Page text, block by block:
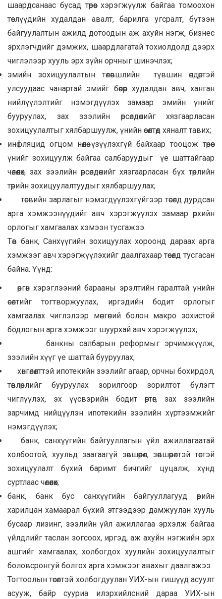
шаардсанаас бусад төрөөс хэрэгжүүлж байгаа томоохон
төслүүдийн худалдан авалт, барилга угсралт, бүтээн
байгуулалтын ажилд дотоодын аж ахуйн нэгж, бизнес
эрхлэгчдийг дэмжих, шаардлагатай тохиолдолд дээрх
чиглэлээр хууль эрх зүйн орчныг шинэчлэх;
эмийн зохицуулалтын төлөвшлийн түвшин өндөртэй
улсуудаас чанартай эмийг бөөнөөр худалдан авч, ханган
нийлүүлэлтийг нэмэгдүүлэх замаар эмийн үнийг
бууруулах, зах зээлийн өрсөлдөөнийг хязгаарласан
зохицуулалтыг хялбаршуулж, үнийн өсөлтөд хяналт тавих;
инфляцид огцом нөлөө үзүүлэхгүй байхаар тооцож төрөөс
үнийг зохицуулж байгаа салбаруудыг үе шаттайгаар
чөлөөлөх, зах зээлийн өрсөлдөөнийг хязгаарласан бүх төрлийн
төрийн зохицуулалтуудыг хялбаршуулах;
төсвийн зарлагыг нэмэгдүүлэхгүйгээр төсөлд дурдсан
арга хэмжээнүүдийг авч хэрэгжүүлэх замаар өрхийн
орлогыг хамгаалах хэмээн тусгажээ.
Төв банк, Санхүүгийн зохицуулах хороонд дараах арга
хэмжээг авч хэрэгжүүлэхийг даалгахаар төсөлд тусгасан
байна. Үүнд:
өргөн хэрэглээний барааны эрэлтийн гаралтай үнийн
өсөлтийг тогтворжуулах, иргэдийн бодит орлогыг
хамгаалах чиглэлээр мөнгөний болон макро зохистой
бодлогын арга хэмжээг шуурхай авч хэрэгжүүлэх;
банкны салбарын реформыг эрчимжүүлж,
зээлийн хүүг үе шаттай бууруулах;
хөнгөлөлттэй ипотекийн зээлийг агаар, орчны бохирдол,
төвлөрлийг бууруулах зорилгоор зорилтот бүлэгт
чиглүүлэх, эх үүсвэрийн бодит өртөг, зах зээлийн
зарчимд нийцүүлэн ипотекийн зээлийн хүртээмжийг
нэмэгдүүлэх;
банк, санхүүгийн байгууллагын үйл ажиллагаатай
холбоотой, хуульд заагаагүй зөвшөөрөл, зөвшөөрөлтэй төстэй
зохицуулалт бүхий баримт бичгийг цуцалж, хүнд
суртлаас чөлөөлөх;
банк, банк бус санхүүгийн байгууллагууд өөрийн
харилцан хамаарал бүхий этгээдээр дамжуулан хууль
бусаар лизинг, зээлийн үйл ажиллагаа эрхэлж байгаа
үйлдлийг таслан зогсоох, иргэд, аж ахуйн нэгжийн эрх
ашгийг хамгаалах, холбогдох хуулийн зохицуулалтыг
боловсронгуй болгох арга хэмжээг авахыг даалгажээ.
Тогтоолын төсөлтэй холбогдуулан УИХ-ын гишүүд асуулт
асууж, байр сууриа илэрхийлсний дараа УИХ-ын